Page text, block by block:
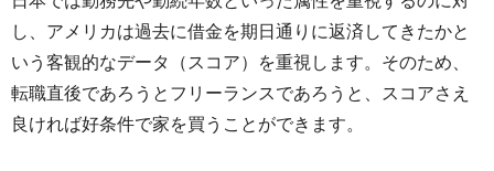
し、アメリカは過去に借金を期日通りに返済してきたかと
いう客観的なデータ（スコア）を重視します。そのため、
転職直後であろうとフリーランスであろうと、スコアさえ
良ければ好条件で家を買うことができます。